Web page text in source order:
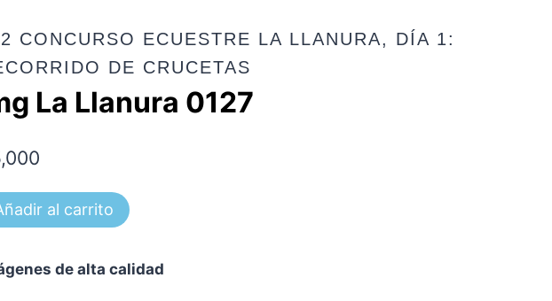
CONCURSO ECUESTRE LA LLANURA, DÍA 1:
DE CRUCETAS
La Llanura 0127
al carrito
de alta calidad